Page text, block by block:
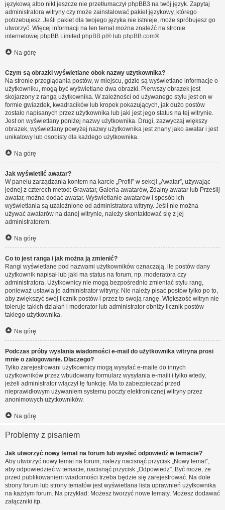
językową albo nikt jeszcze nie przetłumaczył phpBB3 na twój język. Zapytaj
administratora witryny czy może zainstalować pakiet językowy, którego
potrzebujesz. Jeśli pakiet dla twojego języka nie istnieje, może spróbujesz go
utworzyć. Więcej informacji na ten temat można znaleźć na stronie
internetowej phpBB Limited phpBB.pl ® lub phpBB.com®
Na górę
Czym są obrazki wyświetlane obok nazwy użytkownika?
Na stronie przeglądania postów, w miejscu, gdzie są wyświetlane informacje o
użytkowniku, mogą być wyświetlane dwa obrazki. Pierwszy obrazek jest
skojarzony z rangą użytkownika. W zależności od używanego stylu jest on w
formie gwiazdek, kwadracików lub kropek pokazujących, jak dużo postów
zostało napisanych przez użytkownika lub jaki jest jego status na tej witrynie.
Jest on wyświetlany poniżej nazwy użytkownika. Drugi, zazwyczaj większy
obrazek, wyświetlany powyżej nazwy użytkownika jest znany jako awatar i jest
unikatowy lub osobisty dla każdego użytkownika.
Na górę
Jak wyświetlić awatar?
W panelu zarządzania kontem na karcie „Profil” w sekcji „Awatar”, używając
jednej z czterech metod: Gravatar, Galeria awatarów, Zdalny awatar lub Prześlij
awatar, można dodać awatar. Wyświetlanie awatarów i sposób ich
wyświetlania są uzależnione od administratora witryny. Jeśli nie można
używać awatarów na danej witrynie, należy skontaktować się z jej
administratorem.
Na górę
Co to jest ranga i jak można ją zmienić?
Rangi wyświetlane pod nazwami użytkowników oznaczają, ile postów dany
użytkownik napisał lub jaki ma status na forum, np. moderatora czy
administratora. Użytkownicy nie mogą bezpośrednio zmieniać stylu rang,
ponieważ ustawia je administrator witryny. Nie należy pisać postów tylko po to,
aby zwiększyć swój licznik postów i przez to swoją rangę. Większość witryn nie
toleruje takich działań i moderator lub administrator obniży licznik postów
takiego użytkownika.
Na górę
Podczas próby wysłania wiadomości e-mail do użytkownika witryna prosi
mnie o zalogowanie. Dlaczego?
Tylko zarejestrowani użytkownicy mogą wysyłać e-maile do innych
użytkowników przez wbudowany formularz wysyłania e-maili i tylko wtedy,
jeżeli administrator włączył tę funkcję. Ma to zabezpieczać przed
nieprawidłowym używaniem systemu poczty elektronicznej witryny przez
anonimowych użytkowników.
Na górę
Problemy z pisaniem
Jak utworzyć nowy temat na forum lub wysłać odpowiedź w temacie?
Aby utworzyć nowy temat na forum, należy nacisnąć przycisk „Nowy temat”,
aby odpowiedzieć w temacie, nacisnąć przycisk „Odpowiedz”. Być może, że
przed publikowaniem wiadomości trzeba będzie się zarejestrować. Na dole
strony forum lub strony tematów jest wyświetlana lista uprawnień użytkownika
na każdym forum. Na przykład: Możesz tworzyć nowe tematy, Możesz dodawać
załączniki itp.